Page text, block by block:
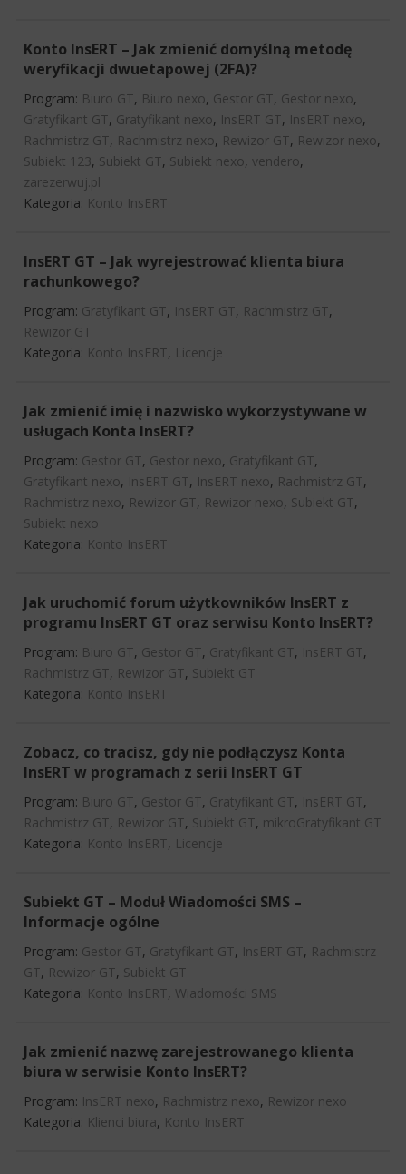
Konto InsERT – Jak zmienić domyślną metodę
weryfikacji dwuetapowej (2FA)?
Program: Biuro GT, Biuro nexo, Gestor GT, Gestor nexo,
Gratyfikant GT, Gratyfikant nexo, InsERT GT, InsERT nexo,
Rachmistrz GT, Rachmistrz nexo, Rewizor GT, Rewizor nexo,
Subiekt 123, Subiekt GT, Subiekt nexo, vendero,
zarezerwuj.pl
Kategoria: Konto InsERT
InsERT GT – Jak wyrejestrować klienta biura
rachunkowego?
Program: Gratyfikant GT, InsERT GT, Rachmistrz GT,
Rewizor GT
Kategoria: Konto InsERT, Licencje
Jak zmienić imię i nazwisko wykorzystywane w
usługach Konta InsERT?
Program: Gestor GT, Gestor nexo, Gratyfikant GT,
Gratyfikant nexo, InsERT GT, InsERT nexo, Rachmistrz GT,
Rachmistrz nexo, Rewizor GT, Rewizor nexo, Subiekt GT,
Subiekt nexo
Kategoria: Konto InsERT
Jak uruchomić forum użytkowników InsERT z
programu InsERT GT oraz serwisu Konto InsERT?
Program: Biuro GT, Gestor GT, Gratyfikant GT, InsERT GT,
Rachmistrz GT, Rewizor GT, Subiekt GT
Kategoria: Konto InsERT
Zobacz, co tracisz, gdy nie podłączysz Konta
InsERT w programach z serii InsERT GT
Program: Biuro GT, Gestor GT, Gratyfikant GT, InsERT GT,
Rachmistrz GT, Rewizor GT, Subiekt GT, mikroGratyfikant GT
Kategoria: Konto InsERT, Licencje
Subiekt GT – Moduł Wiadomości SMS –
Informacje ogólne
Program: Gestor GT, Gratyfikant GT, InsERT GT, Rachmistrz
GT, Rewizor GT, Subiekt GT
Kategoria: Konto InsERT, Wiadomości SMS
Jak zmienić nazwę zarejestrowanego klienta
biura w serwisie Konto InsERT?
Program: InsERT nexo, Rachmistrz nexo, Rewizor nexo
Kategoria: Klienci biura, Konto InsERT